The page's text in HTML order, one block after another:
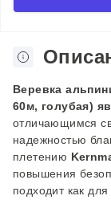
Веревка
60м, голубая)
отличающимся
надежностью
плетению
повышения
подходит как